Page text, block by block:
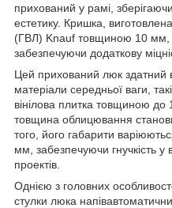
прихований у рамі,
естетику. Кришка,
(ГВЛ) Knauf товщиною 10 мм,
забезпечуючи додаткову
Цей прихований люк здатний
матеріали середньої ваги,
вінілова плитка товщиною
товщина облицювання
того, його габарити
мм, забезпечуючи гнучкість у
проектів.
Однією з головних
стулки люка